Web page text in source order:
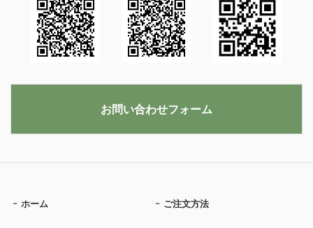
ホーム ご注文方法
お問い合わせフォーム